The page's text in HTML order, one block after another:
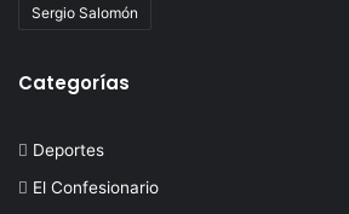
Sergio Salomón
Categorías
Deportes
El Confesionario